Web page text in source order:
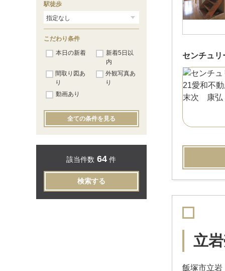
センチュ
立
飯塚市立岩
駅徒歩
こだわり条件
本日の新着
新着5日以
内
間取り図あ
り
外観写真あ
り
動画あり
全ての条件を見る
該当件数 64 件
検索する